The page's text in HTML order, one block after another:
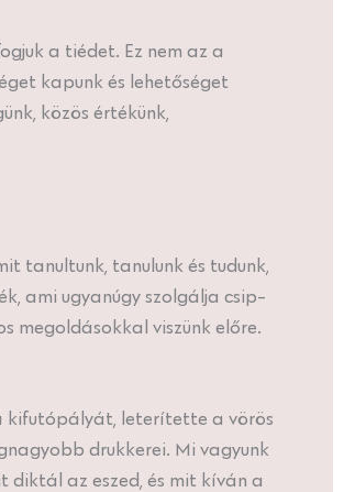
a tiédet. Ez nem az a
kapunk és lehetőséget
közös értékünk,
tanultunk, tanulunk és tudunk,
ami ugyanúgy szolgálja csip-
megoldásokkal viszünk előre.
kifutópályát, leterítette a vörös
drukkerei. Mi vagyunk
diktál az eszed, és mit kíván a